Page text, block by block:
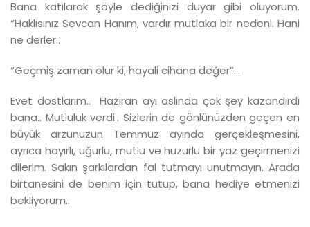
Bana katılarak şöyle dediğinizi duyar gibi oluyorum.
“Haklısınız Sevcan Hanım, vardır mutlaka bir nedeni. Hani
ne derler..
“Geçmiş zaman olur ki, hayali cihana değer”...
Evet dostlarım.. Haziran ayı aslında çok şey kazandırdı
bana.. Mutluluk verdi.. Sizlerin de gönlünüzden geçen en
büyük arzunuzun Temmuz ayında gerçekleşmesini,
ayrıca hayırlı, uğurlu, mutlu ve huzurlu bir yaz geçirmenizi
dilerim. Sakın şarkılardan fal tutmayı unutmayın. Arada
birtanesini de benim için tutup, bana hediye etmenizi
bekliyorum..